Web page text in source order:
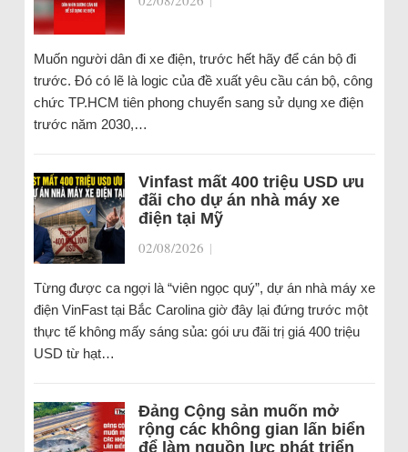
Muốn người dân đi xe điện, trước hết hãy để cán bộ đi
trước. Đó có lẽ là logic của đề xuất yêu cầu cán bộ, công
chức TP.HCM tiên phong chuyển sang sử dụng xe điện
trước năm 2030,…
Vinfast mất 400 triệu USD ưu
đãi cho dự án nhà máy xe
điện tại Mỹ
02/08/2026 |
Từng được ca ngợi là “viên ngọc quý”, dự án nhà máy xe
điện VinFast tại Bắc Carolina giờ đây lại đứng trước một
thực tế không mấy sáng sủa: gói ưu đãi trị giá 400 triệu
USD từ hạt…
Đảng Cộng sản muốn mở
rộng các không gian lấn biển
để làm nguồn lực phát triển